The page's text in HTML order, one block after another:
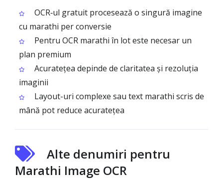
OCR‑ul gratuit procesează o singură imagine
cu marathi per conversie
Pentru OCR marathi în lot este necesar un
plan premium
Acuratețea depinde de claritatea și rezoluția
imaginii
Layout-uri complexe sau text marathi scris de
mână pot reduce acuratețea
Alte denumiri pentru
Marathi Image OCR